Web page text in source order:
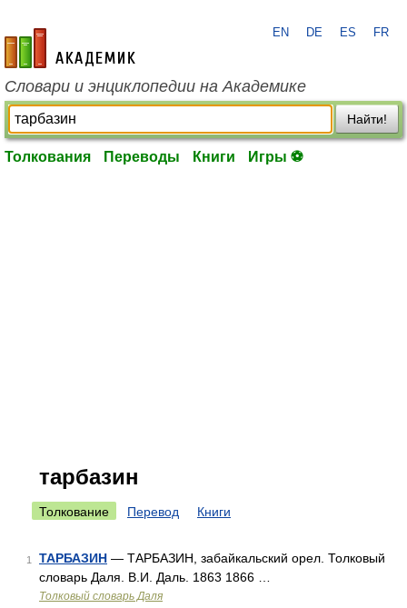
academic.ru
EN DE ES FR
Словари и энциклопедии на Академике
Найти!
Толкования Переводы Книги Игры ⚽
тарбазин
Толкование Перевод Книги
1 ТАРБАЗИН — ТАРБАЗИН, забайкальский орел. Толковый
словарь Даля. В.И. Даль. 1863 1866 …
Толковый словарь Даля